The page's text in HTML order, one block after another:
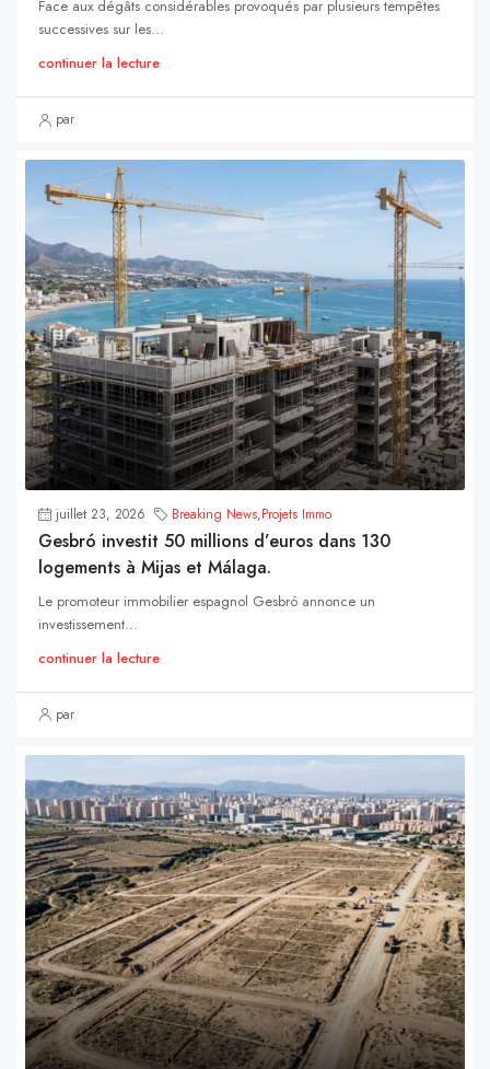
Face aux dégâts considérables provoqués par plusieurs tempêtes
successives sur les...
continuer la lecture
par
juillet 23, 2026 Breaking News,Projets Immo
Gesbró investit 50 millions d’euros dans 130
logements à Mijas et Málaga.
Le promoteur immobilier espagnol Gesbró annonce un
investissement...
continuer la lecture
par